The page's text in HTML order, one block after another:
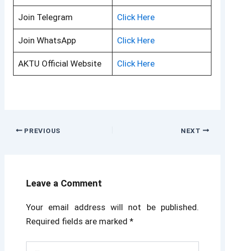
Join Telegram Click Here
Join WhatsApp Click Here
AKTU Official Website Click Here
PREVIOUS NEXT
Leave a Comment
Your email address will not be published.
Required fields are marked *